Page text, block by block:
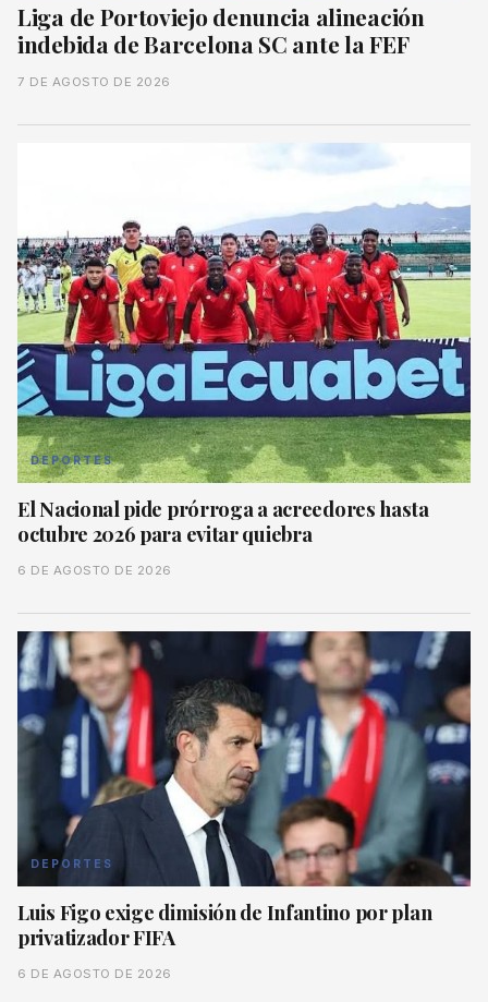
Liga de Portoviejo denuncia alineación
indebida de Barcelona SC ante la FEF
7 DE AGOSTO DE 2026
DEPORTES
El Nacional pide prórroga a acreedores hasta
octubre 2026 para evitar quiebra
6 DE AGOSTO DE 2026
DEPORTES
Luis Figo exige dimisión de Infantino por plan
privatizador FIFA
6 DE AGOSTO DE 2026